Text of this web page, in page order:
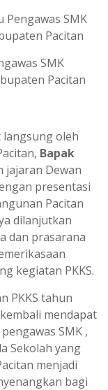
Pengawas SMK
Pacitan
SMK
Pacitan
langsung oleh
Bapak
jajaran Dewan
presentasi
Pacitan
dilanjutkan
dan prasarana
kegiatan PKKS.
PKKS tahun
mendapat
SMK ,
Sekolah yang
menjadi
bagi